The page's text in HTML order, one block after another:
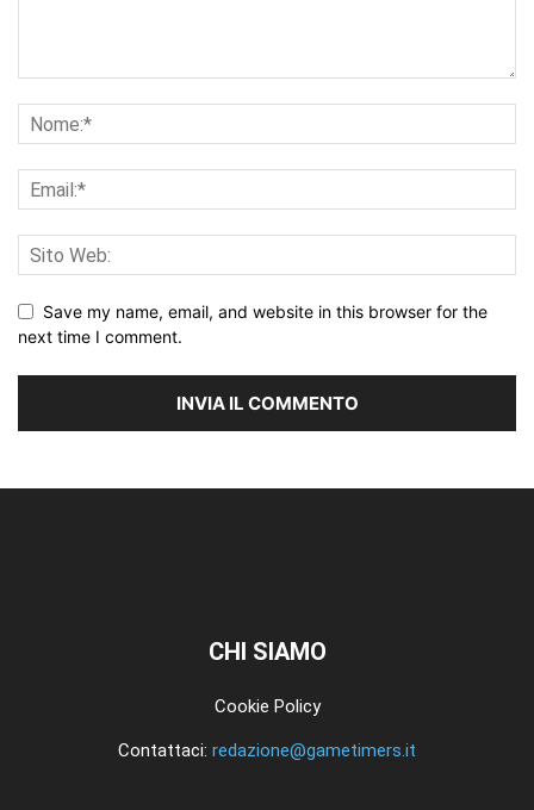
Save my name, email, and website in this browser for the
next time I comment.
CHI SIAMO
Cookie Policy
Contattaci: redazione@gametimers.it